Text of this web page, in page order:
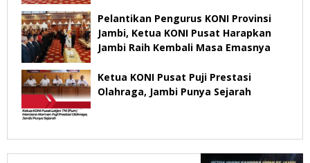
Pelantikan Pengurus KONI Provinsi
Jambi, Ketua KONI Pusat Harapkan
Jambi Raih Kembali Masa Emasnya
Ketua KONI Pusat Puji Prestasi
Olahraga, Jambi Punya Sejarah